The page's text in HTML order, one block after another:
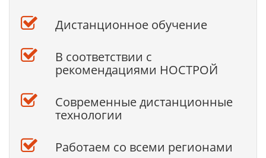
Дистанционное обучение
В соответствии с
рекомендациями НОСТРОЙ
Современные дистанционные
технологии
Работаем со всеми регионами